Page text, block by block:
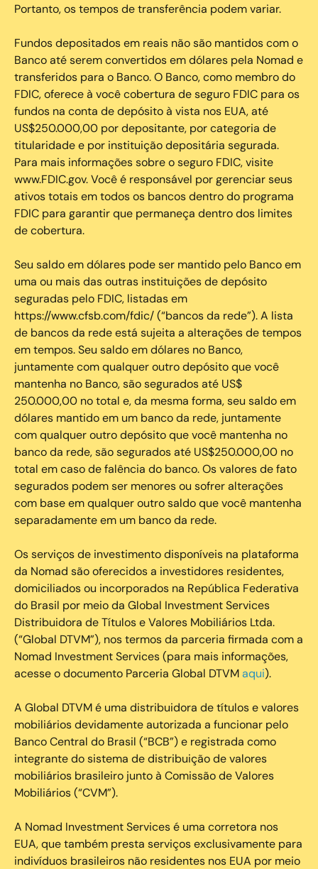
Portanto, os tempos de transferência podem variar.
Fundos depositados em reais não são mantidos com o
Banco até serem convertidos em dólares pela Nomad e
transferidos para o Banco. O Banco, como membro do
FDIC, oferece à você cobertura de seguro FDIC para os
fundos na conta de depósito à vista nos EUA, até
US$250.000,00 por depositante, por categoria de
titularidade e por instituição depositária segurada.
Para mais informações sobre o seguro FDIC, visite
www.FDIC.gov. Você é responsável por gerenciar seus
ativos totais em todos os bancos dentro do programa
FDIC para garantir que permaneça dentro dos limites
de cobertura.
Seu saldo em dólares pode ser mantido pelo Banco em
uma ou mais das outras instituições de depósito
seguradas pelo FDIC, listadas em
https://www.cfsb.com/fdic/ (“bancos da rede”). A lista
de bancos da rede está sujeita a alterações de tempos
em tempos. Seu saldo em dólares no Banco,
juntamente com qualquer outro depósito que você
mantenha no Banco, são segurados até US$
250.000,00 no total e, da mesma forma, seu saldo em
dólares mantido em um banco da rede, juntamente
com qualquer outro depósito que você mantenha no
banco da rede, são segurados até US$250.000,00 no
total em caso de falência do banco. Os valores de fato
segurados podem ser menores ou sofrer alterações
com base em qualquer outro saldo que você mantenha
separadamente em um banco da rede.
Os serviços de investimento disponíveis na plataforma
da Nomad são oferecidos a investidores residentes,
domiciliados ou incorporados na República Federativa
do Brasil por meio da Global Investment Services
Distribuidora de Títulos e Valores Mobiliários Ltda.
(“Global DTVM”), nos termos da parceria firmada com a
Nomad Investment Services (para mais informações,
acesse o documento Parceria Global DTVMaqui).
A Global DTVM é uma distribuidora de títulos e valores
mobiliários devidamente autorizada a funcionar pelo
Banco Central do Brasil (“BCB”) e registrada como
integrante do sistema de distribuição de valores
mobiliários brasileiro junto à Comissão de Valores
Mobiliários (“CVM”).
‍A Nomad Investment Services é uma corretora nos
EUA, que também presta serviços exclusivamente para
indivíduos brasileiros não residentes nos EUA por meio